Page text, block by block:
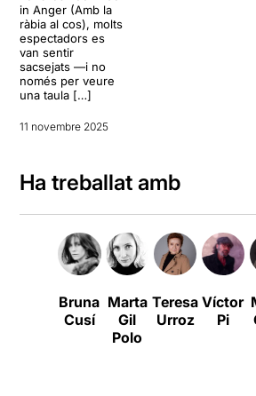
in Anger (Amb la
ràbia al cos), molts
espectadors es
van sentir
sacsejats —i no
només per veure
una taula […]
11 novembre 2025
Ha treballat amb
Bruna
Cusí
Marta
Gil
Polo
Teresa
Urroz
Víctor
Pi